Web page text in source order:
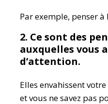
Par exemple, penser
2. Ce sont des
auxquelles vous
d’attention.
Elles envahissent
et vous ne savez pas